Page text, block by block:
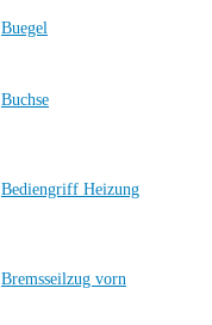
Buegel
Buchse
Bediengriff Heizung
Bremsseilzug vorn